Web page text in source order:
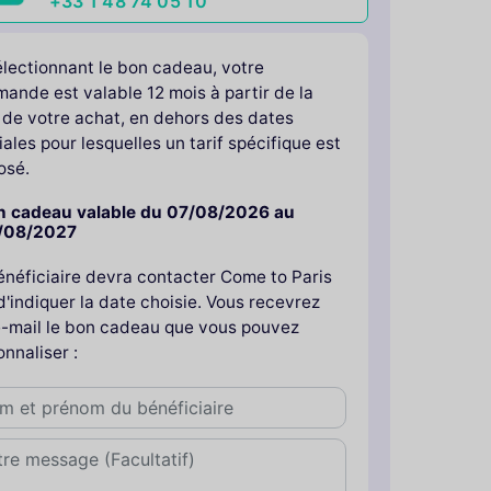
le bon cadeau, votre
est valable 12 mois à partir de la
votre achat, en dehors des dates
pour lesquelles un tarif spécifique est
cadeau valable du 07/08/2026 au
2027
devra contacter Come to Paris
la date choisie. Vous recevrez
mail le bon cadeau que vous pouvez
: